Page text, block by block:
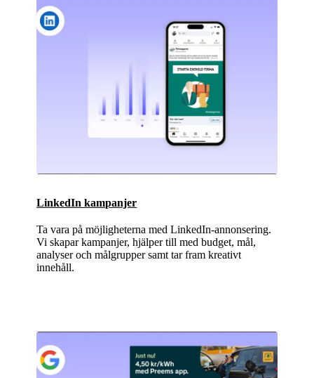
LinkedIn kampanjer
Ta vara på möjligheterna med LinkedIn-annonsering.
Vi skapar kampanjer, hjälper till med budget, mål,
analyser och målgrupper samt tar fram kreativt
innehåll.